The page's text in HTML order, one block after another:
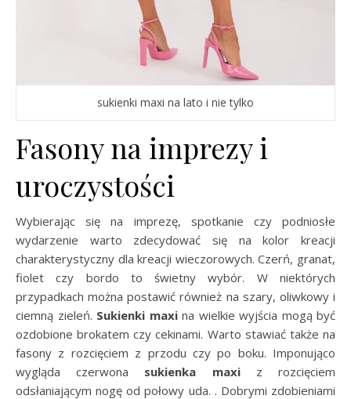
sukienki maxi na lato i nie tylko
Fasony na imprezy i
uroczystości
Wybierając się na imprezę, spotkanie czy podniosłe
wydarzenie warto zdecydować się na kolor kreacji
charakterystyczny dla kreacji wieczorowych. Czerń, granat,
fiolet czy bordo to świetny wybór. W niektórych
przypadkach można postawić również na szary, oliwkowy i
ciemną zieleń. Sukienki maxina wielkie wyjścia mogą być
ozdobione brokatem czy cekinami. Warto stawiać także na
fasony z rozcięciem z przodu czy po boku. Imponująco
wygląda czerwona sukienka maxiz rozcięciem
odsłaniającym nogę od połowy uda. . Dobrymi zdobieniami